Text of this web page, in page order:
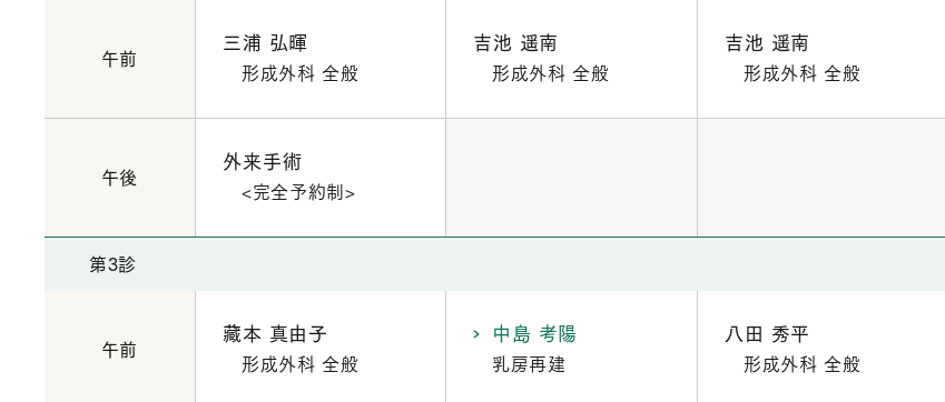
午前
三浦 弘暉
形成外科 全般
吉池 遥南
形成外科 全般
吉池 遥南
形成外科 全般
午後
外来手術
<完全予約制>
第3診
午前
藏本 真由子
形成外科 全般
中島 考陽
乳房再建
八田 秀平
形成外科 全般